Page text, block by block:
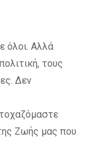
όλοι. Αλλά
τους
Δεν
Ζωής μας που